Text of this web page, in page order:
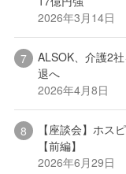
2026年3月14日
ALSOK、介護2
退へ
2026年4月8日
【座談会】ホス
【前編】
2026年6月29日